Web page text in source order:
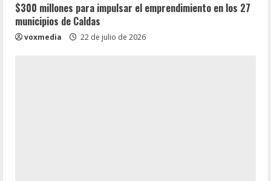
$300 millones para impulsar el emprendimiento en los 27
municipios de Caldas
voxmedia 22 de julio de 2026